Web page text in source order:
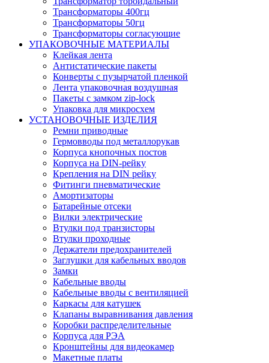
Трансформаторы 400гц
Трансформаторы 50гц
Трансформаторы согласующие
УПАКОВОЧНЫЕ МАТЕРИАЛЫ
Клейкая лента
Антистатические пакеты
Конверты с пузырчатой пленкой
Лента упаковочная воздушная
Пакеты с замком zip-lock
Упаковка для микросхем
УСТАНОВОЧНЫЕ ИЗДЕЛИЯ
Ремни приводные
Гермовводы под металлорукав
Корпуса кнопочных постов
Корпуса на DIN-рейку
Крепления на DIN рейку
Фитинги пневматические
Амортизаторы
Батарейные отсеки
Вилки электрические
Втулки под транзисторы
Втулки проходные
Держатели предохранителей
Заглушки для кабельных вводов
Замки
Кабельные вводы
Кабельные вводы с вентиляцией
Каркасы для катушек
Клапаны выравнивания давления
Коробки распределительные
Корпуса для РЭА
Кронштейны для видеокамер
Макетные платы